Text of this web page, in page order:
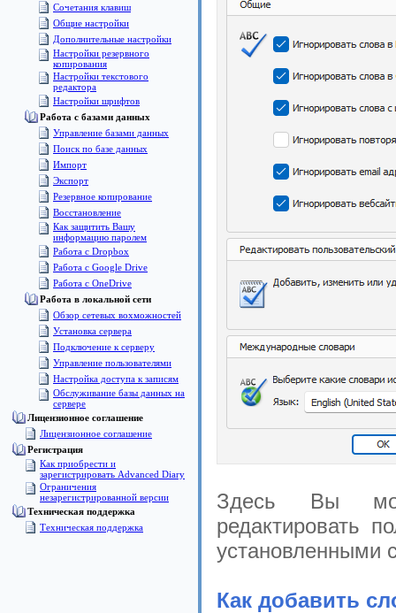
Сочетания клавиш
Общие настройки
Дополнительные настройки
Настройки резервного
копирования
Настройки текстового
редактора
Настройки шрифтов
Pабота с базами данных
Управление базами данных
Поиск по базе данных
Импорт
Экспорт
Pезервное копирование
Восстановление
Как защитить Вашу
информацию паролем
Работа с Dropbox
Работа с Google Drive
Работа с OneDrive
Работа в локальной сети
Обзор сетевых вохможностей
Установка сервера
Подключение к серверу
Управление пользователями
Настройка доступа к записям
Обслуживание базы данных на
сервере
Лицензионное соглашение
Лицензионное соглашение
Pегистрация
Как приобрести и
зарегистрировать Advanced Diary
Ограничения
незарегистрированной версии
Техническая поддержка
Техническая поддержка
Здесь Вы
редактировать
установленными
Как добавить